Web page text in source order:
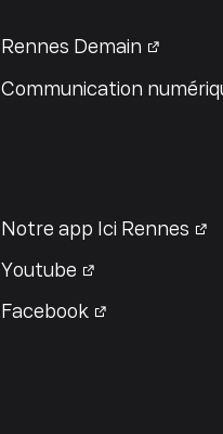
Rennes Demain
Communication
Notre app Ici Rennes
Youtube
Facebook